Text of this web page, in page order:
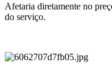
Afetaria diretamente no
do serviço.